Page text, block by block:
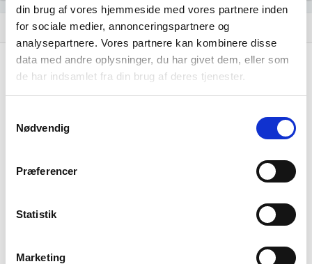
din brug af vores hjemmeside med vores partnere inden
for sociale medier, annonceringspartnere og
analysepartnere. Vores partnere kan kombinere disse
data med andre oplysninger, du har givet dem, eller som
de har indsamlet fra din brug af deres tjenester.
Nødvendig
Præferencer
Statistik
Marketing
show_chart Udvikling i antal ansatte
JØS Warehouse ApS har ikke haft nogen
beskæftigelse endnu. Vi kan derfor ikke
generere figuren for denne virksomhed.